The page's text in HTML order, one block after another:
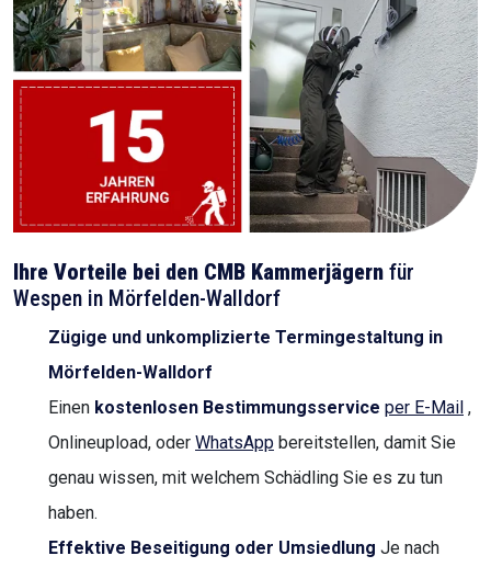
Ihre Vorteile bei den CMB Kammerjägern für
Wespen in Mörfelden-Walldorf
Zügige und unkomplizierte Termingestaltung in
Mörfelden-Walldorf
Einen kostenlosen Bestimmungsservice per E-Mail ,
Onlineupload, oder WhatsApp bereitstellen, damit Sie
genau wissen, mit welchem Schädling Sie es zu tun
haben.
Effektive Beseitigung oder Umsiedlung Je nach